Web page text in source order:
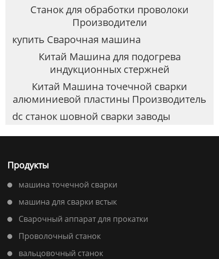
Станок для обработки проволоки
Производители
купить Сварочная машина
Китай Машина для подогрева
индукционных стержней
Китай Машина точечной сварки
алюминиевой пластины Производитель
dc станок шовной сварки заводы
Продукты
машина точечной сварки
машина для сварки встык
Сварочный аппарат для прокатки
Проволочный станок
вальцовочный станок